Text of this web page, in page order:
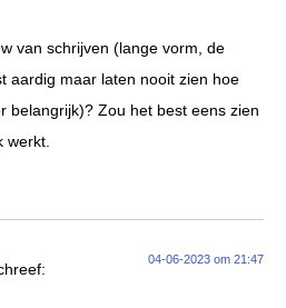
van schrijven (lange vorm, de
aardig maar laten nooit zien hoe
belangrijk)? Zou het best eens zien
werkt.
04-06-2023 om 21:47